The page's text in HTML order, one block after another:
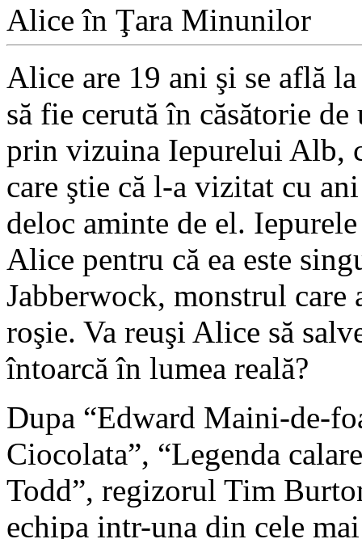
Alice în Ţara Minunilor
Alice are 19 ani şi se află
să fie cerută în căsătorie
prin vizuina Iepurelui Alb,
care ştie că l-a vizitat cu
deloc aminte de el.
Alice pentru că ea este
Jabberwock, monstrul
roşie. Va reuşi Alice să
întoarcă în lumea reală?
Dupa “Edward Maini-de-
Ciocolata”, “Legenda
Todd”, regizorul Tim
echipa intr-una din cele